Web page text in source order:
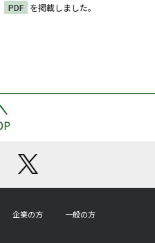
PDF を掲載しました。
企業の方
一般の方